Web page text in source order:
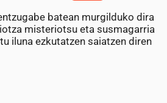
batean murgilduko dira
misteriotsu eta susmagarria
iluna ezkutatzen saiatzen diren